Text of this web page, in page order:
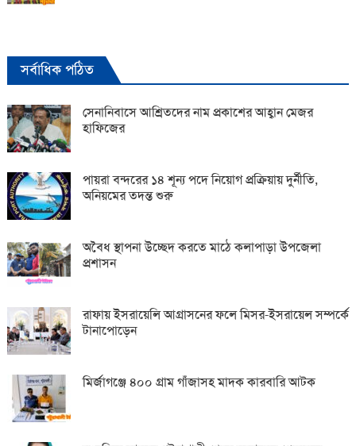
সর্বাধিক পঠিত
সেনানিবাসে আশ্রিতদের নাম প্রকাশের আহ্বান মেজর
হাফিজের
পায়রা বন্দরের ১৪ শূন্য পদে নিয়োগ প্রক্রিয়ায় দুর্নীতি,
অনিয়মের তদন্ত শুরু
অবৈধ স্থাপনা উচ্ছেদ করতে মাঠে কলাপাড়া উপজেলা
প্রশাসন
রাফায় ইসরায়েলি আগ্রাসনের ফলে মিসর-ইসরায়েল সম্পর্কে
টানাপোড়েন
মির্জাগঞ্জে ৪০০ গ্রাম গাঁজাসহ মাদক কারবারি আটক